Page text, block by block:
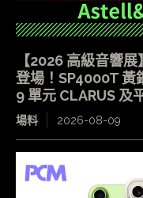
【2026 高級音響
登場！SP4000T 黃
9 單元 CLARUS 及
場料 2026-08-09